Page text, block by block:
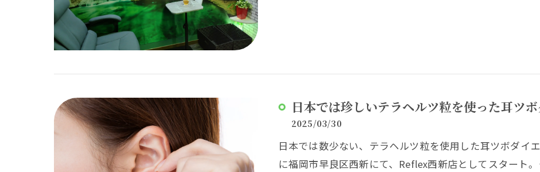
日本では珍しいテラヘルツ粒を使った耳ツ
2025/03/30
日本では数少ない、テラヘルツ粒を使用した耳ツボダイ
に福岡市早良区西新にて、Reflex西新店としてスタート